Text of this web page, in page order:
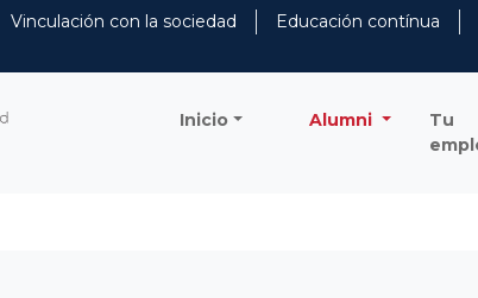
Vinculación con la sociedad Educación contínua
Inicio Alumni
Tu